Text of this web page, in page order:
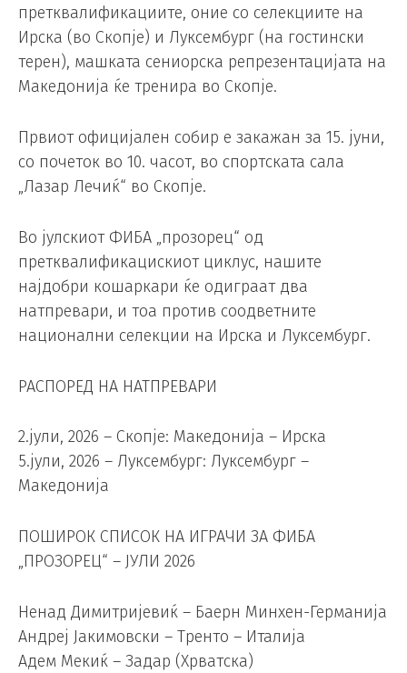
претквалификациите, оние со селекциите на
Ирска (во Скопје) и Луксембург (на гостински
терен), машката сениорска репрезентацијата на
Македонија ќе тренира во Скопје.
Првиот официјален собир е закажан за 15. јуни,
со почеток во 10. часот, во спортската сала
„Лазар Лечиќ“ во Скопје.
Во јулскиот ФИБА „прозорец“ од
претквалификацискиот циклус, нашите
најдобри кошаркари ќе одиграат два
натпревари, и тоа против соодветните
национални селекции на Ирска и Луксембург.
РАСПОРЕД НА НАТПРЕВАРИ
2.јули, 2026 – Скопје: Македонија – Ирска
5.јули, 2026 – Луксембург: Луксембург –
Македонија
ПОШИРОК СПИСОК НА ИГРАЧИ ЗА ФИБА
„ПРОЗОРЕЦ“ – ЈУЛИ 2026
Ненад Димитријевиќ – Баерн Минхен-Германија
Андреј Јакимовски – Тренто – Италија
Адем Мекиќ – Задар (Хрватска)